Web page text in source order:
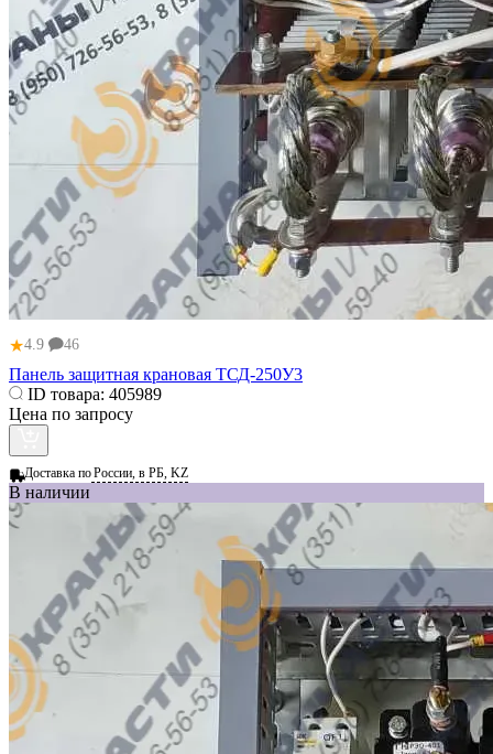
★4.9 46
Панель защитная крановая ТСД-250У3
ID товара: 405989
Цена по запросу
Доставка поРоссии, в РБ, KZ
В наличии